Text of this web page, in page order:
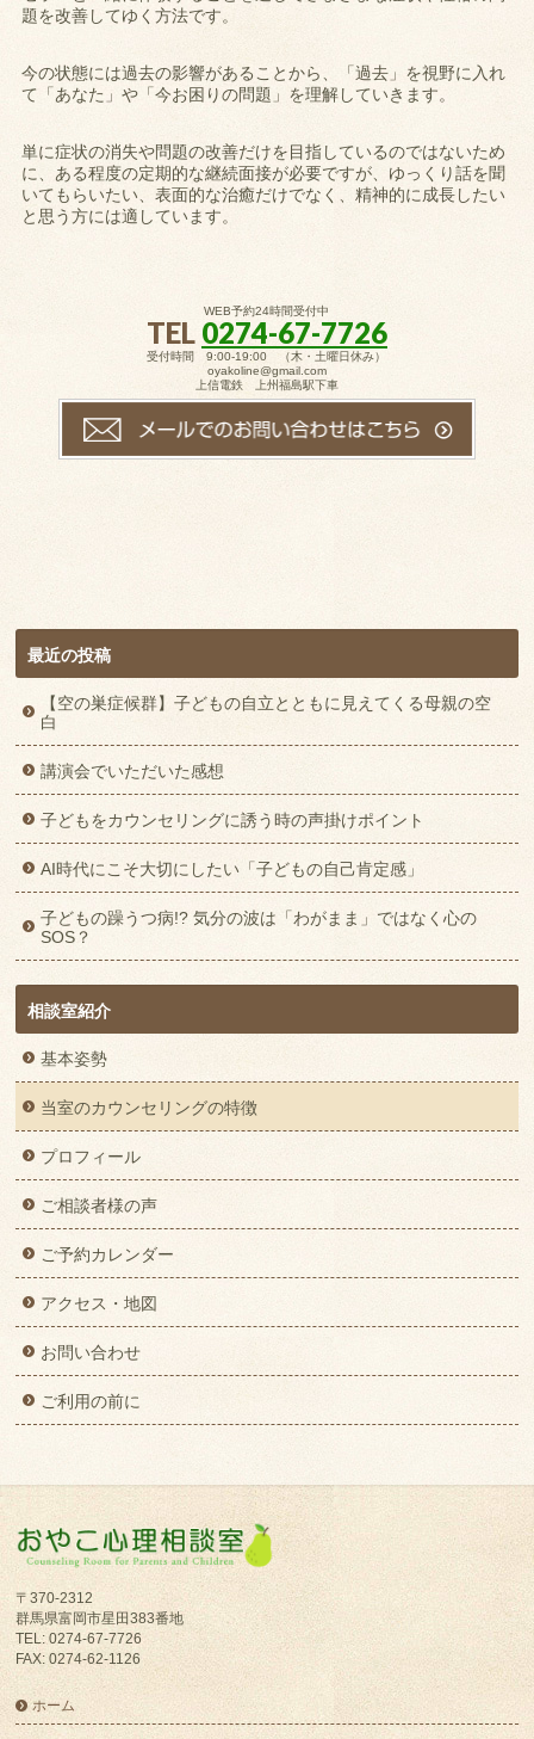
題を改善してゆく方法です。
今の状態には過去の影響があることから、「過去」を視野に入れ
て「あなた」や「今お困りの問題」を理解していきます。
単に症状の消失や問題の改善だけを目指しているのではないため
に、ある程度の定期的な継続面接が必要ですが、ゆっくり話を聞
いてもらいたい、表面的な治癒だけでなく、精神的に成長したい
と思う方には適しています。
WEB予約24時間受付中
TEL 0274-67-7726
受付時間 9:00-19:00 （木・土曜日休み）
oyakoline@gmail.com
上信電鉄 上州福島駅下車
最近の投稿
【空の巣症候群】子どもの自立とともに見えてくる母親の空
白
講演会でいただいた感想
子どもをカウンセリングに誘う時の声掛けポイント
AI時代にこそ大切にしたい「子どもの自己肯定感」
子どもの躁うつ病!? 気分の波は「わがまま」ではなく心の
SOS？
相談室紹介
基本姿勢
当室のカウンセリングの特徴
プロフィール
ご相談者様の声
ご予約カレンダー
アクセス・地図
お問い合わせ
ご利用の前に
〒370-2312
群馬県富岡市星田383番地
TEL: 0274-67-7726
FAX: 0274-62-1126
ホーム